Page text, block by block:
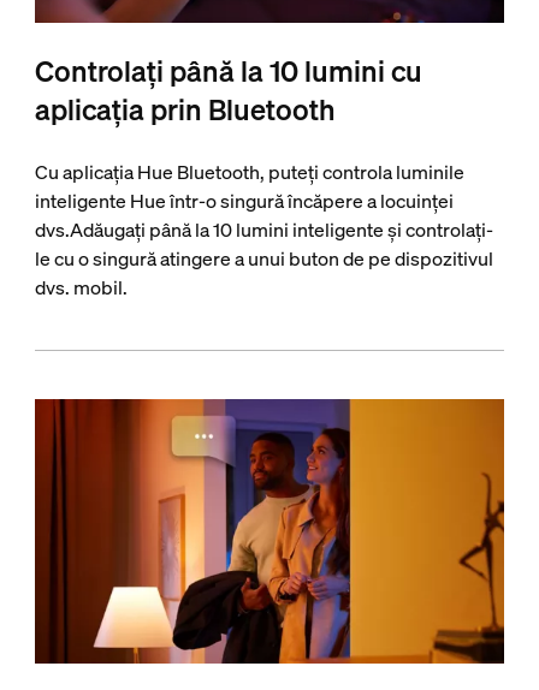
Controlați până la 10 lumini cu
aplicația prin Bluetooth
Cu aplicația Hue Bluetooth, puteți controla luminile
inteligente Hue într-o singură încăpere a locuinței
dvs.Adăugați până la 10 lumini inteligente și controlați-
le cu o singură atingere a unui buton de pe dispozitivul
dvs. mobil.